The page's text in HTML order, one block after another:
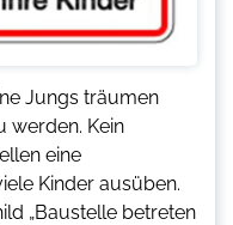
Jungs träumen
werden. Kein
eine
Kinder ausüben.
„Baustelle betreten